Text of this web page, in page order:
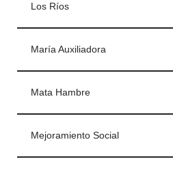
Los Ríos
María Auxiliadora
Mata Hambre
Mejoramiento Social